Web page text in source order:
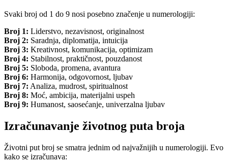
Svaki broj od 1 do 9 nosi posebno značenje u numerologiji:
Broj 1: Liderstvo, nezavisnost, originalnost
Broj 2: Saradnja, diplomatija, intuicija
Broj 3: Kreativnost, komunikacija, optimizam
Broj 4: Stabilnost, praktičnost, pouzdanost
Broj 5: Sloboda, promena, avantura
Broj 6: Harmonija, odgovornost, ljubav
Broj 7: Analiza, mudrost, spiritualnost
Broj 8: Moć, ambicija, materijalni uspeh
Broj 9: Humanost, saosećanje, univerzalna ljubav
Izračunavanje životnog puta broja
Životni put broj se smatra jednim od najvažnijih u numerologiji. Evo
kako se izračunava: